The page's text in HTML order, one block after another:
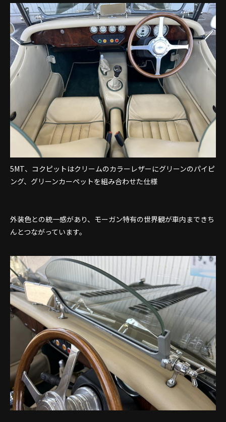
5MT、コクピットはクリームのカラーレザーにグリーンのパイピ
ング、グリーンカーペットを組み合わせた仕様
外装色との統一感があり、モーガン特有の世界観が車内まできち
んとつながっています。